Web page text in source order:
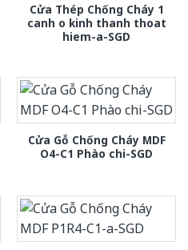
Cửa Thép Chống Cháy 1
canh o kinh thanh thoat
hiem-a-SGD
Cửa Gỗ Chống Cháy MDF
O4-C1 Phào chi-SGD